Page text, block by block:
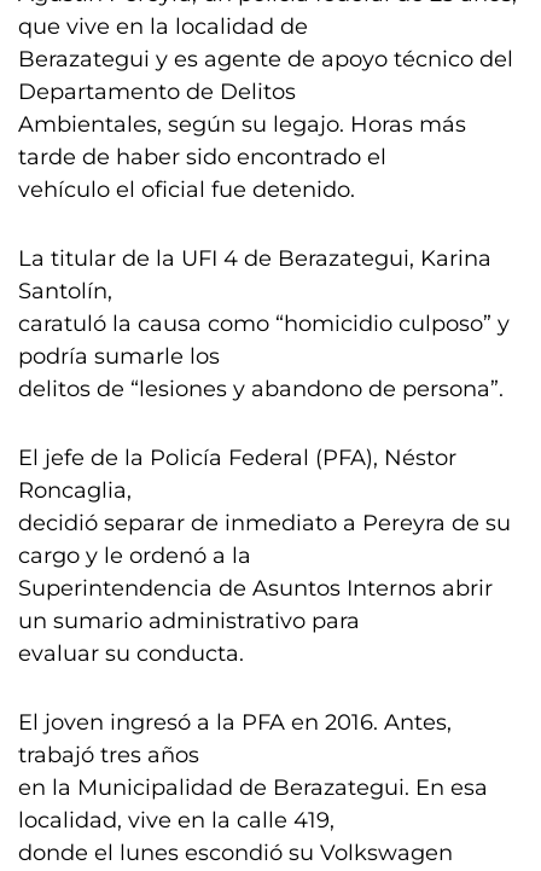
que vive en la localidad de
Berazategui y es agente de apoyo técnico del
Departamento de Delitos
Ambientales, según su legajo. Horas más
tarde de haber sido encontrado el
vehículo el oficial fue detenido.
La titular de la UFI 4 de Berazategui, Karina
Santolín,
caratuló la causa como “homicidio culposo” y
podría sumarle los
delitos de “lesiones y abandono de persona”.
El jefe de la Policía Federal (PFA), Néstor
Roncaglia,
decidió separar de inmediato a Pereyra de su
cargo y le ordenó a la
Superintendencia de Asuntos Internos abrir
un sumario administrativo para
evaluar su conducta.
El joven ingresó a la PFA en 2016. Antes,
trabajó tres años
en la Municipalidad de Berazategui. En esa
localidad, vive en la calle 419,
donde el lunes escondió su Volkswagen